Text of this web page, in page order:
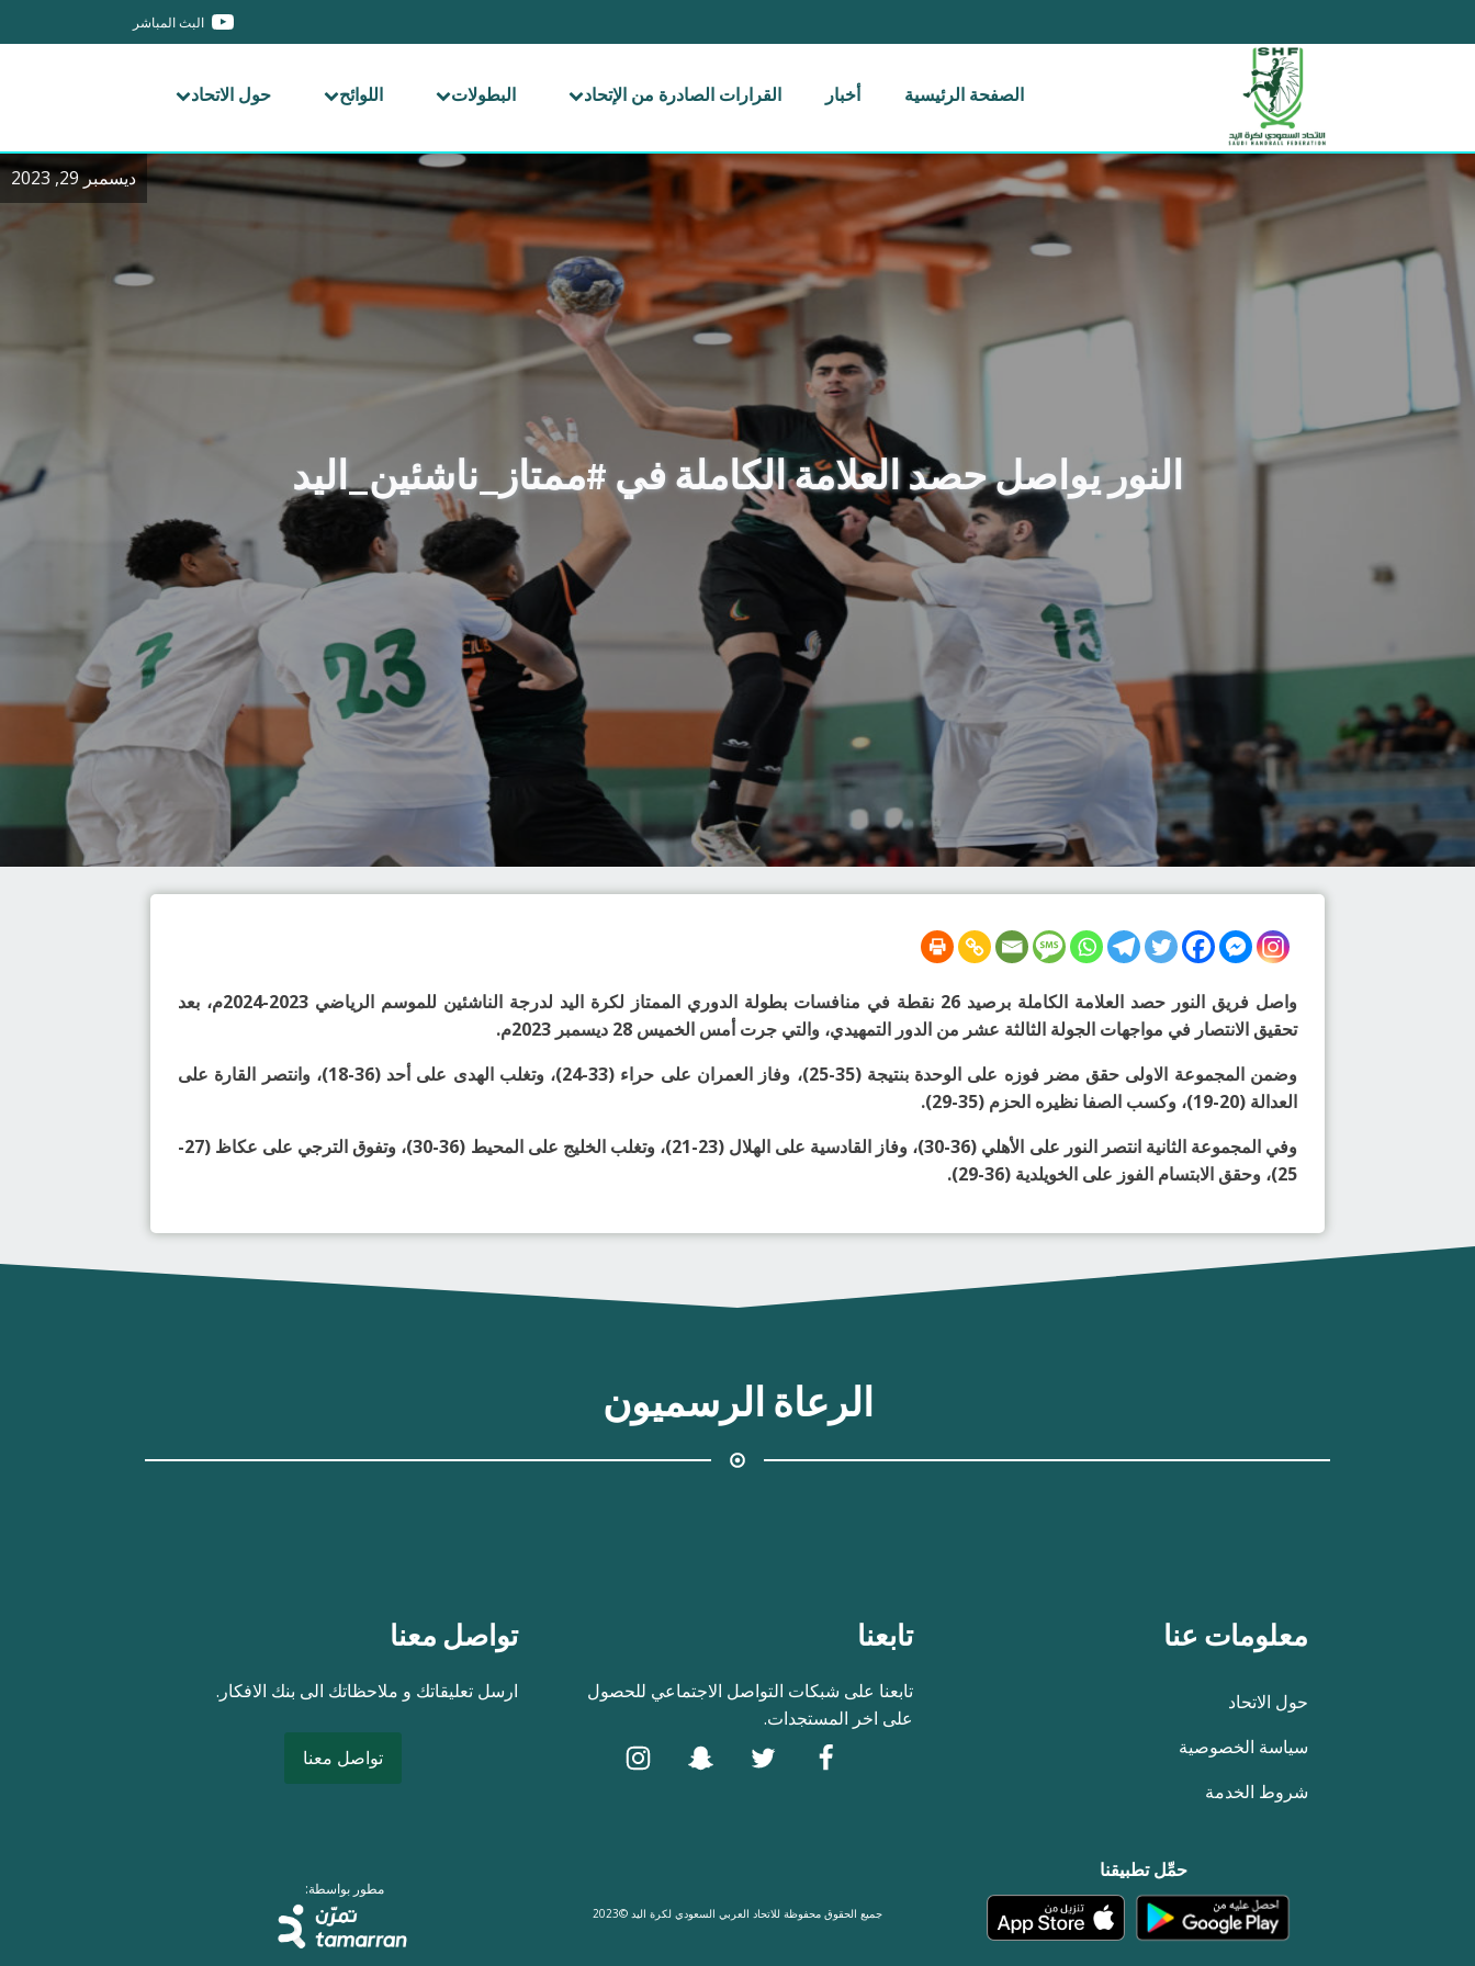
البث المباشر
الصفحة الرئيسية أخبار القرارات الصادرة من الإتحاد البطولات اللوائح حول الاتحاد
ديسمبر 29, 2023
النور يواصل حصد العلامة الكاملة في #ممتاز_ناشئين_اليد
واصل فريق النور حصد العلامة الكاملة برصيد 26 نقطة في منافسات بطولة الدوري الممتاز لكرة اليد لدرجة الناشئين للموسم الرياضي 2023-2024م، بعد
تحقيق الانتصار في مواجهات الجولة الثالثة عشر من الدور التمهيدي، والتي جرت أمس الخميس 28 ديسمبر 2023م.
وضمن المجموعة الاولى حقق مضر فوزه على الوحدة بنتيجة (35-25)، وفاز العمران على حراء (33-24)، وتغلب الهدى على أحد (36-18)، وانتصر القارة على
العدالة (20-19)، وكسب الصفا نظيره الحزم (35-29).
وفي المجموعة الثانية انتصر النور على الأهلي (36-30)، وفاز القادسية على الهلال (23-21)، وتغلب الخليج على المحيط (36-30)، وتفوق الترجي على عكاظ (27-
25)، وحقق الابتسام الفوز على الخويلدية (36-29).
الرعاة الرسميون
معلومات عنا
حول الاتحاد
سياسة الخصوصية
شروط الخدمة
تابعنا
تابعنا على شبكات التواصل الاجتماعي للحصول
على اخر المستجدات.
تواصل معنا
ارسل تعليقاتك و ملاحظاتك الى بنك الافكار.
تواصل معنا
حمِّل تطبيقنا
جميع الحقوق محفوظة للاتحاد العربي السعودي لكرة اليد ©2023
مطور بواسطة: